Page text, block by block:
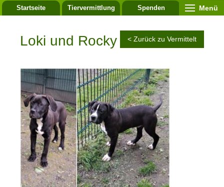
Startseite Tiervermittlung Spenden Menü
Loki und Rocky < Zurück zu Vermittelt